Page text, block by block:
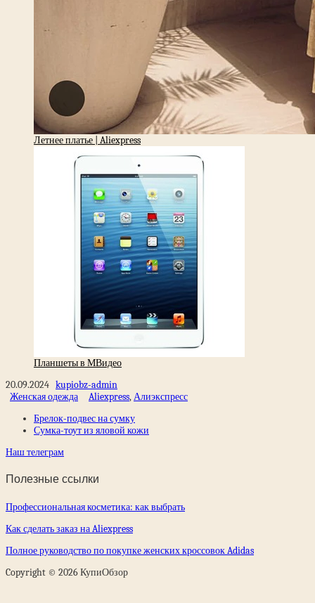
Летнее платье | Aliexpress
Планшеты в МВидео
20.09.2024 kupiobz-admin
Женская одежда
Aliexpress,Алиэкспресс
Брелок-подвес на сумку
Сумка-тоут из яловой кожи
Наш телеграм
Полезные ссылки
Профессиональная косметика: как выбрать
Как сделать заказ на Aliexpress
Полное руководство по покупке женских кроссовок Adidas
Copyright © 2026 КупиОбзор